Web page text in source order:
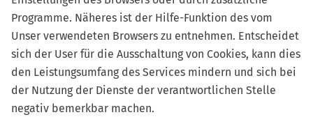
Programme. Näheres ist der Hilfe-Funktion des vom
Unser verwendeten Browsers zu entnehmen. Entscheidet
sich der User für die Ausschaltung von Cookies, kann dies
den Leistungsumfang des Services mindern und sich bei
der Nutzung der Dienste der verantwortlichen Stelle
negativ bemerkbar machen.